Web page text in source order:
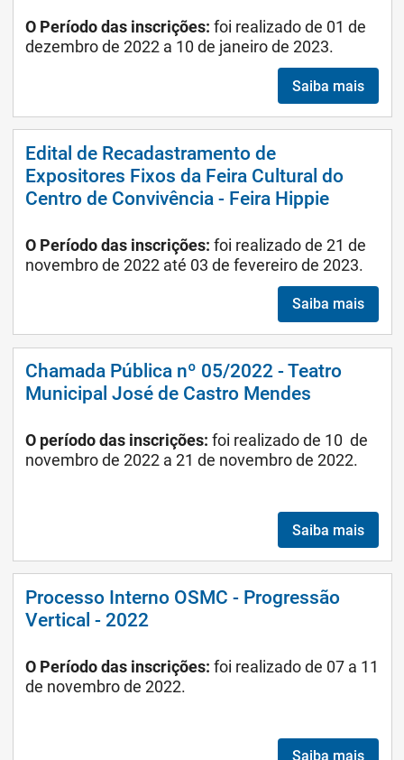
O Período das inscrições: foi realizado de 01 de
dezembro de 2022 a 10 de janeiro de 2023.
Saiba mais
Edital de Recadastramento de
Expositores Fixos da Feira Cultural do
Centro de Convivência - Feira Hippie
O Período das inscrições: foi realizadode 21 de
novembro de 2022 até 03 de fevereiro de 2023.
Saiba mais
Chamada Pública nº 05/2022 - Teatro
Municipal José de Castro Mendes
O período das inscrições: foi realizado de 10 de
novembro de 2022 a 21 de novembro de 2022.
Saiba mais
Processo Interno OSMC - Progressão
Vertical - 2022
O Período das inscrições: foi realizado de 07 a 11
de novembro de 2022.
Saiba mais